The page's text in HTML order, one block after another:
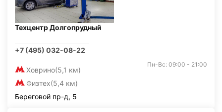
Техцентр Долгопрудный
+7 (495) 032-08-22
Ховрино(5,1 км)
Физтех(5,4 км)
Пн-Вс: 09:00 - 21:00
Береговой пр-д, 5